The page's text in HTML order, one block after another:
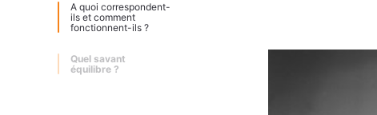
A quoi correspondent-
ils et comment
fonctionnent-ils ?
Quel savant
équilibre ?